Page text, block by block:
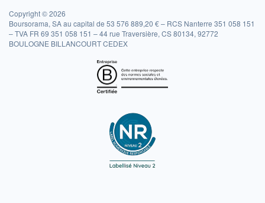
Copyright © 2026
Boursorama, SA au capital de 53 576 889,20 € – RCS Nanterre 351 058 151
– TVA FR 69 351 058 151 – 44 rue Traversière, CS 80134, 92772
BOULOGNE BILLANCOURT CEDEX